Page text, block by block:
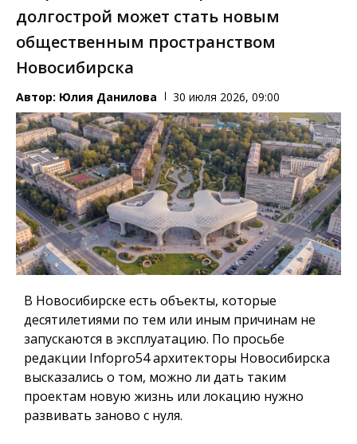
долгострой может стать новым
общественным пространством
Новосибирска
Автор: Юлия Данилова 30 июля 2026, 09:00
В Новосибирске есть объекты, которые
десятилетиями по тем или иным причинам не
запускаются в эксплуатацию. По просьбе
редакции Infopro54 архитекторы Новосибирска
высказались о том, можно ли дать таким
проектам новую жизнь или локацию нужно
развивать заново с нуля.